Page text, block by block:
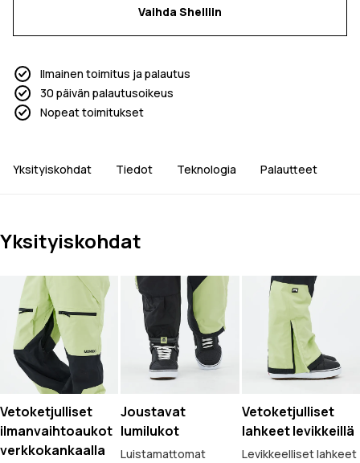
Vaihda Shelliin
Ilmainen toimitus ja palautus
30 päivän palautusoikeus
Nopeat toimitukset
Yksityiskohdat Tiedot Teknologia Palautteet
Yksityiskohdat
Vetoketjulliset
ilmanvaihtoaukot
verkkokankaalla
Joustavat
lumilukot
Luistamattomat
Vetoketjulliset
lahkeet levikkeillä
Levikkeelliset lahkeet